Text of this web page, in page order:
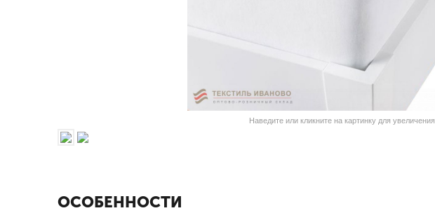
Наведите или кликните на картинку для увеличения
ОСОБЕННОСТИ